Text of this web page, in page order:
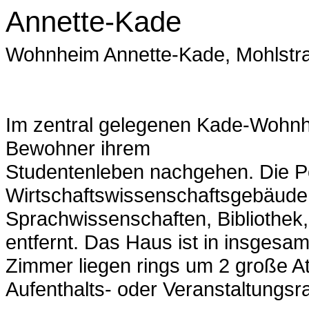
Annette-Kade
Wohnheim Annette-Kade,
Im zentral gelegenen Kade-
Bewohner ihrem
Studentenleben nachgehen. Die
Sprachwissenschaften,
entfernt. Das Haus ist in
Zimmer liegen rings um 2 große
Aufenthalts- oder